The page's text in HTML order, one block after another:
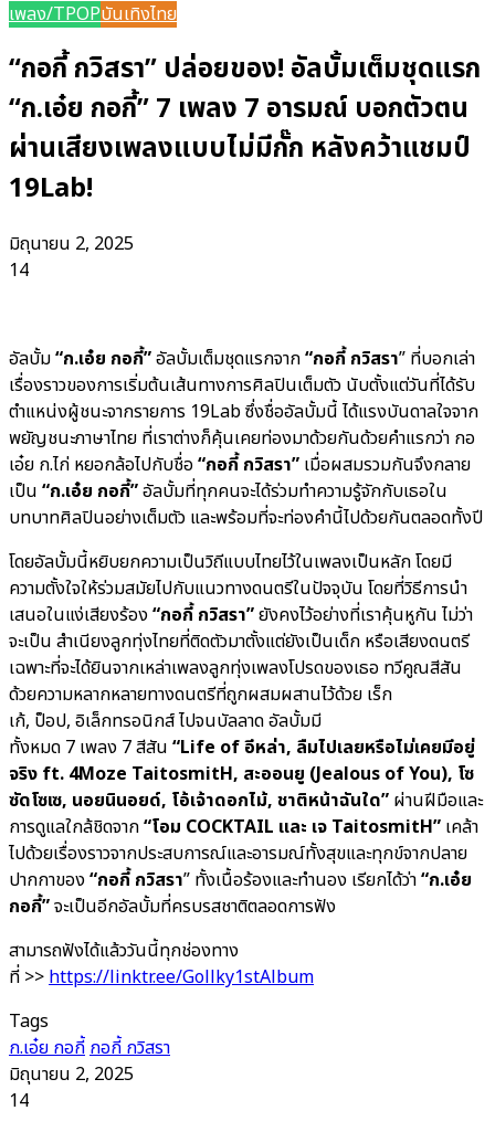
เพลง/TPOPบันเทิงไทย
“กอกี้ กวิสรา” ปล่อยของ! อัลบั้มเต็มชุดแรก
“ก.เอ๋ย กอกี้” 7 เพลง 7 อารมณ์ บอกตัวตน
ผ่านเสียงเพลงแบบไม่มีกั๊ก หลังคว้าแชมป์
19Lab!
มิถุนายน 2, 2025
14
อัลบั้ม“ก.เอ๋ย กอกี้”อัลบั้มเต็มชุดแรกจาก“กอกี้ กวิสรา” ที่บอกเล่า
เรื่องราวของการเริ่มต้นเส้นทางการศิลปินเต็มตัว นับตั้งแต่วันที่ได้รับ
ตำแหน่งผู้ชนะจากรายการ 19Lab ซึ่งชื่ออัลบั้มนี้ ได้แรงบันดาลใจจาก
พยัญชนะภาษาไทย ที่เราต่างก็คุ้นเคยท่องมาด้วยกันด้วยคำแรกว่า กอ
เอ๋ย ก.ไก่ หยอกล้อไปกับชื่อ “กอกี้ กวิสรา” เมื่อผสมรวมกันจึงกลาย
เป็น “ก.เอ๋ย กอกี้”อัลบั้มที่ทุกคนจะได้ร่วมทำความรู้จักกับเธอใน
บทบาทศิลปินอย่างเต็มตัว และพร้อมที่จะท่องคำนี้ไปด้วยกันตลอดทั้งปี
โดยอัลบั้มนี้หยิบยกความเป็นวิถีแบบไทยไว้ในเพลงเป็นหลัก โดยมี
ความตั้งใจให้ร่วมสมัยไปกับแนวทางดนตรีในปัจจุบัน โดยที่วิธีการนำ
เสนอในแง่เสียงร้อง“กอกี้ กวิสรา”ยังคงไว้อย่างที่เราคุ้นหูกัน ไม่ว่า
จะเป็น สำเนียงลูกทุ่งไทยที่ติดตัวมาตั้งแต่ยังเป็นเด็ก หรือเสียงดนตรี
เฉพาะที่จะได้ยินจากเหล่าเพลงลูกทุ่งเพลงโปรดของเธอ ทวีคูณสีสัน
ด้วยความหลากหลายทางดนตรีที่ถูกผสมผสานไว้ด้วย เร็ก
เก้, ป็อป, อิเล็กทรอนิกส์ ไปจนบัลลาด อัลบั้มมี
ทั้งหมด 7 เพลง 7 สีสัน “Life of อีหล่า, ลืมไปเลยหรือไม่เคยมีอยู่
จริง ft. 4Moze TaitosmitH, สะออนยู (Jealous of You), โซ
ซัดโซเซ, นอยนินอยด์, โอ้เจ้าดอกไม้, ชาติหน้าฉันใด” ผ่านฝีมือและ
การดูแลใกล้ชิดจาก“โอม COCKTAIL และ เจ TaitosmitH” เคล้า
ไปด้วยเรื่องราวจากประสบการณ์และอารมณ์ทั้งสุขและทุกข์จากปลาย
ปากกาของ“กอกี้ กวิสรา” ทั้งเนื้อร้องและทำนอง เรียกได้ว่า“ก.เอ๋ย
กอกี้”จะเป็นอีกอัลบั้มที่ครบรสชาติตลอดการฟัง
สามารถฟังได้แล้ววันนี้ทุกช่องทาง
ที่ >>https://linktr.ee/Gollky1stAlbum
Tags
ก.เอ๋ย กอกี้กอกี้ กวิสรา
มิถุนายน 2, 2025
14